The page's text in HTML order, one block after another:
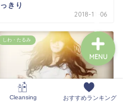
っきり
2018-11-06
しわ・たるみ
Cleansing おすすめランキング
MENU